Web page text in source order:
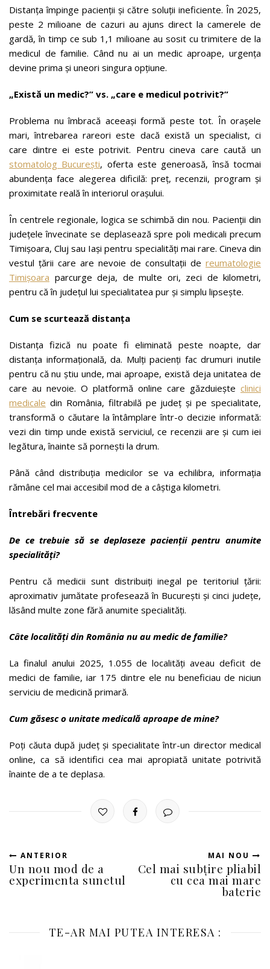
Distanța împinge pacienții și către soluții ineficiente. În 2025,
peste 2 milioane de cazuri au ajuns direct la camerele de
gardă, în timp ce sub 1,1 milioane au sosit cu trimitere de la
medicul de familie. Când nu ai un medic aproape, urgența
devine prima și uneori singura opțiune.
„Există un medic?” vs. „care e medicul potrivit?”
Problema nu îmbracă aceeași formă peste tot. În orașele
mari, întrebarea rareori este dacă există un specialist, ci
care dintre ei este potrivit. Pentru cineva care caută un
stomatolog București, oferta este generoasă, însă tocmai
abundența face alegerea dificilă: preț, recenzii, program și
proximitate reală în interiorul orașului.
În centrele regionale, logica se schimbă din nou. Pacienții din
județele învecinate se deplasează spre poli medicali precum
Timișoara, Cluj sau Iași pentru specialități mai rare. Cineva din
vestul țării care are nevoie de consultații de reumatologie
Timișoara parcurge deja, de multe ori, zeci de kilometri,
pentru că în județul lui specialitatea pur și simplu lipsește.
Cum se scurtează distanța
Distanța fizică nu poate fi eliminată peste noapte, dar
distanța informațională, da. Mulți pacienți fac drumuri inutile
pentru că nu știu unde, mai aproape, există deja unitatea de
care au nevoie. O platformă online care găzduiește clinici
medicale din România, filtrabilă pe județ și pe specialitate,
transformă o căutare la întâmplare într-o decizie informată:
vezi din timp unde există serviciul, ce recenzii are și cum iei
legătura, înainte să pornești la drum.
Până când distribuția medicilor se va echilibra, informația
rămâne cel mai accesibil mod de a câștiga kilometri.
Întrebări frecvente
De ce trebuie să se deplaseze pacienții pentru anumite
specialități?
Pentru că medicii sunt distribuiți inegal pe teritoriul țării:
aproximativ jumătate profesează în București și cinci județe,
lăsând multe zone fără anumite specialități.
Câte localități din România nu au medic de familie?
La finalul anului 2025, 1.055 de localități aveau deficit de
medici de familie, iar 175 dintre ele nu beneficiau de niciun
serviciu de medicină primară.
Cum găsesc o unitate medicală aproape de mine?
Poți căuta după județ și specialitate într-un director medical
online, ca să identifici cea mai apropiată unitate potrivită
înainte de a te deplasa.
ANTERIOR
Un nou mod de a
experimenta sunetul
MAI NOU
Cel mai subțire pliabil
cu cea mai mare
baterie
TE-AR MAI PUTEA INTERESA :